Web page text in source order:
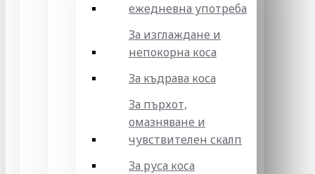
ежедневна употреба
За изглаждане и
непокорна коса
За къдрава коса
За пърхот,
омазняване и
чувствителен скалп
За руса коса